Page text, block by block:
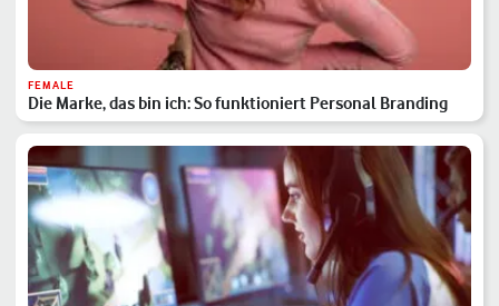
FEMALE
Die Marke, das bin ich: So funktioniert Personal Branding